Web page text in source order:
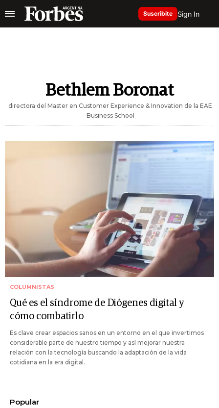
Suscribite Sign In
Bethlem Boronat
directora del Master en Customer Experience & Innovation de la EAE
Business School
COLUMNISTAS
Qué es el síndrome de Diógenes digital y
cómo combatirlo
Es clave crear espacios sanos en un entorno en el que invertimos
considerable parte de nuestro tiempo y así mejorar nuestra
relación con la tecnología buscando la adaptación de la vida
cotidiana en la era digital.
Popular